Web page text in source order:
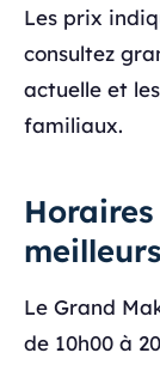
Les prix
consultez
actuelle et
familiaux.
Le Grand
de 10h00 à